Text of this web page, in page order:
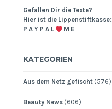
Gefallen Dir die Texte?
Hier ist die Lippenstiftkasse:
P A Y P A L
M E
KATEGORIEN
Aus dem Netz gefischt(576)
Beauty News(606)